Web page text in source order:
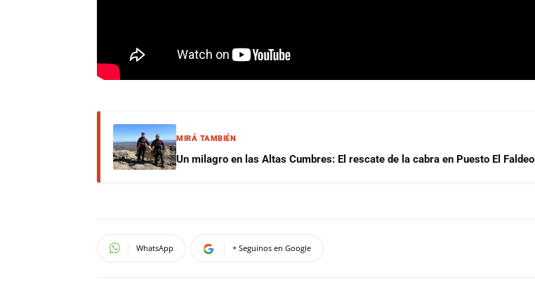
MIRÁ TAMBIÉN
Un milagro en las Altas Cumbres: El rescate de la cabra en Puesto El Faldeo
WhatsApp + Seguinos en Google